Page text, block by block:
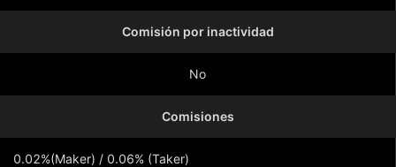
Comisión por inactividad
No
Comisiones
0.02%(Maker) / 0.06% (Taker)